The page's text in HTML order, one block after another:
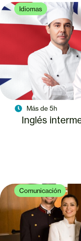
Idiomas
Más de 5h
Inglés
Comunicación